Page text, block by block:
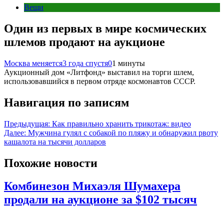
Вещи
Один из первых в мире космических
шлемов продают на аукционе
Москва меняется3 года спустя01 минуты
Аукционный дом «Литфонд» выставил на торги шлем,
использовавшийся в первом отряде космонавтов СССР.
Навигация по записям
Предыдущая: Как правильно хранить трикотаж: видео
Далее: Мужчина гулял с собакой по пляжу и обнаружил рвоту
кашалота на тысячи долларов
Похожие новости
Комбинезон Михаэля Шумахера
продали на аукционе за $102 тысяч